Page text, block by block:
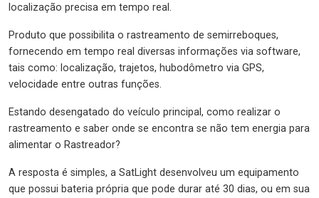
localização precisa em tempo real.
Produto que possibilita o rastreamento de semirreboques,
fornecendo em tempo real diversas informações via software,
tais como: localização, trajetos, hubodômetro via GPS,
velocidade entre outras funções.
Estando desengatado do veículo principal, como realizar o
rastreamento e saber onde se encontra se não tem energia para
alimentar o Rastreador?
A resposta é simples, a SatLight desenvolveu um equipamento
que possui bateria própria que pode durar até 30 dias, ou em sua